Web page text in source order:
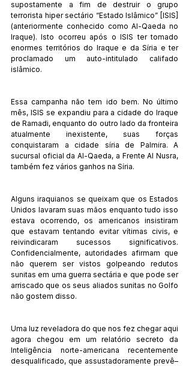
supostamente a fim de destruir o grupo
terrorista hiper sectário “Estado Islâmico” [ISIS]
(anteriormente conhecido como Al-Qaeda no
Iraque). Isto ocorreu após o ISIS ter tomado
enormes territórios do Iraque e da Síria e ter
proclamado um auto-intitulado califado
islâmico.
Essa campanha não tem ido bem. No último
mês, ISIS se expandiu para a cidade do Iraque
de Ramadi, enquanto do outro lado da fronteira
atualmente inexistente, suas forças
conquistaram a cidade síria de Palmira. A
sucursal oficial da Al-Qaeda, a Frente Al Nusra,
também fez vários ganhos na Síria.
Alguns iraquianos se queixam que os Estados
Unidos lavaram suas mãos enquanto tudo isso
estava ocorrendo, os americanos insistiram
que estavam tentando evitar vítimas civis, e
reivindicaram sucessos significativos.
Confidencialmente, autoridades afirmam que
não querem ser vistos golpeando redutos
sunitas em uma guerra sectária e que pode ser
arriscado que os seus aliados sunitas no Golfo
não gostem disso.
Uma luz reveladora do que nos fez chegar aqui
agora chegou em um relatório secreto da
Inteligência norte-americana recentemente
desqualificado, que assustadoramente prevê–